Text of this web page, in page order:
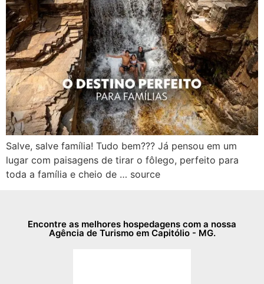
Salve, salve família! Tudo bem??? Já pensou em um
lugar com paisagens de tirar o fôlego, perfeito para
toda a família e cheio de … source
Encontre as melhores hospedagens com a nossa
Agência de Turismo em Capitólio - MG.